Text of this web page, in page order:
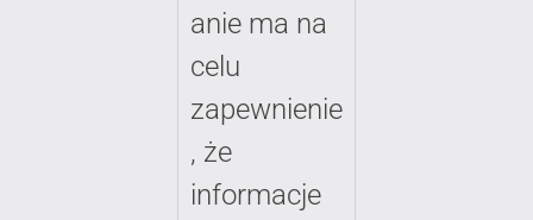
anie ma na
celu
zapewnienie
, że
informacje